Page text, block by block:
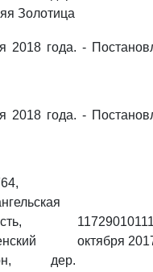
Золотица
2018 года. -
2018 года. -
дер.
октября